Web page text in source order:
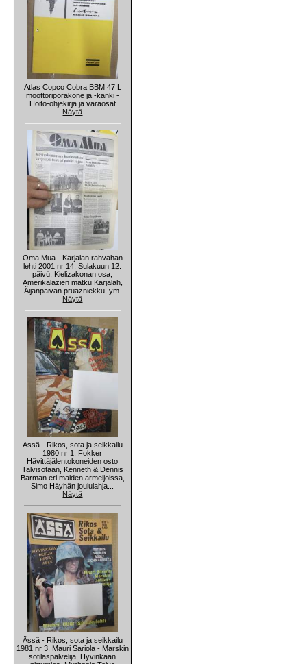
Atlas Copco Cobra BBM 47 L
moottoriporakone ja -kanki -
Hoito-ohjekirja ja varaosat
Näytä
Oma Mua - Karjalan rahvahan
lehti 2001 nr 14, Sulakuun 12.
päivü; Kielizakonan osa,
Amerikalazien matku Karjalah,
Äijänpäivän pruazniekku, ym.
Näytä
Ässä - Rikos, sota ja seikkailu
1980 nr 1, Fokker
Hävittäjälentokoneiden osto
Talvisotaan, Kenneth & Dennis
Barman eri maiden armeijoissa,
Simo Häyhän joululahja...
Näytä
Ässä - Rikos, sota ja seikkailu
1981 nr 3, Mauri Sariola - Marskin
sotilaspalvelija, Hyvinkään